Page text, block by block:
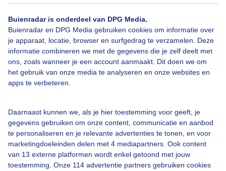
Buienradar is onderdeel van DPG Media.
Buienradar en DPG Media gebruiken cookies om informatie over
je apparaat, locatie, browser en surfgedrag te verzamelen. Deze
informatie combineren we met de gegevens die je zelf deelt met
ons, zoals wanneer je een account aanmaakt. Dit doen we om
het gebruik van onze media te analyseren en onze websites en
apps te verbeteren.
Daarnaast kunnen we, als je hier toestemming voor geeft, je
gegevens gebruiken om onze content, communicatie en aanbod
te personaliseren en je relevante advertenties te tonen, en voor
marketingdoeleinden delen met 4 mediapartners. Ook content
van 13 externe platformen wordt enkel getoond met jouw
toestemming. Onze 114 advertentie partners gebruiken cookies
Bekijk slideshow